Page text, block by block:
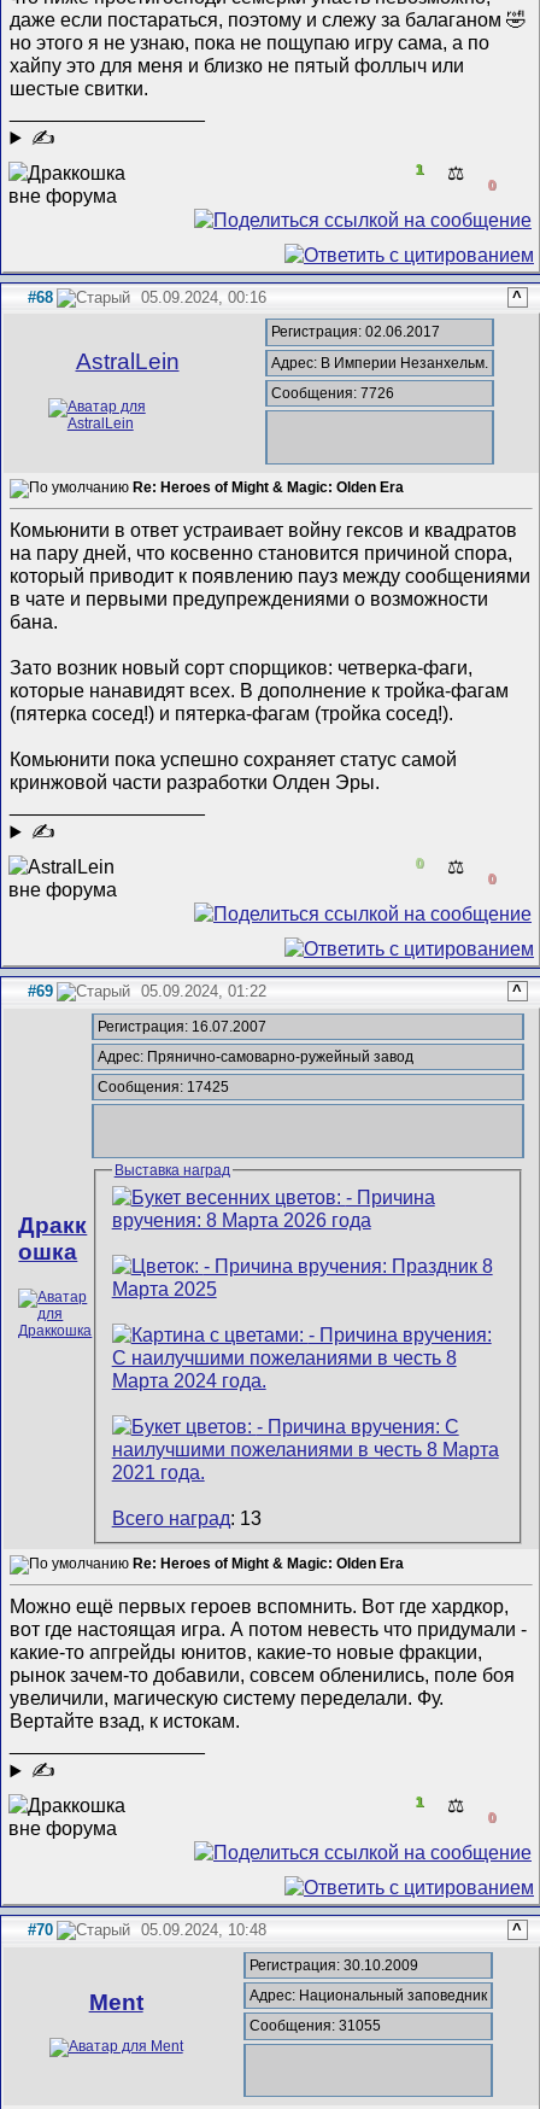
даже если постараться, поэтому и слежу за балаганом 🤣
но этого я не узнаю, пока не пощупаю игру сама, а по
хайпу это для меня и близко не пятый фоллыч или
шестые свитки.
✍
1 ⚖️
0
#68 05.09.2024, 00:16 ^
AstralLein
Регистрация: 02.06.2017
Адрес: В Империи Незанхельм.
Сообщения: 7726
Re: Heroes of Might & Magic: Olden Era
Комьюнити в ответ устраивает войну гексов и квадратов
на пару дней, что косвенно становится причиной спора,
который приводит к появлению пауз между сообщениями
в чате и первыми предупреждениями о возможности
бана.
Зато возник новый сорт спорщиков: четверка-фаги,
которые нанавидят всех. В дополнение к тройка-фагам
(пятерка сосед!) и пятерка-фагам (тройка сосед!).
Комьюнити пока успешно сохраняет статус самой
кринжовой части разработки Олден Эры.
✍
0 ⚖️
0
#69 05.09.2024, 01:22 ^
Дракк
ошка
Регистрация: 16.07.2007
Адрес: Прянично-самоварно-ружейный завод
Сообщения: 17425
Выставка наград
Всего наград: 13
Re: Heroes of Might & Magic: Olden Era
Можно ещё первых героев вспомнить. Вот где хардкор,
вот где настоящая игра. А потом невесть что придумали -
какие-то апгрейды юнитов, какие-то новые фракции,
рынок зачем-то добавили, совсем обленились, поле боя
увеличили, магическую систему переделали. Фу.
Вертайте взад, к истокам.
✍
1 ⚖️
0
#70 05.09.2024, 10:48 ^
Ment
Регистрация: 30.10.2009
Адрес: Национальный заповедник
Сообщения: 31055